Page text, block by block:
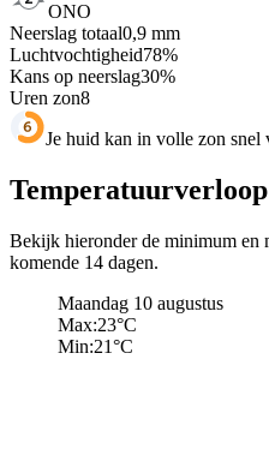
ONO
Neerslag totaal0,9 mm
Luchtvochtigheid78%
Kans op neerslag30%
Uren zon8
Je huid kan in volle zon snel
Temperatuurverloop
Bekijk hieronder de minimum en
komende 14 dagen.
Maandag 10 augustus
Max:23°C
Min:21°C